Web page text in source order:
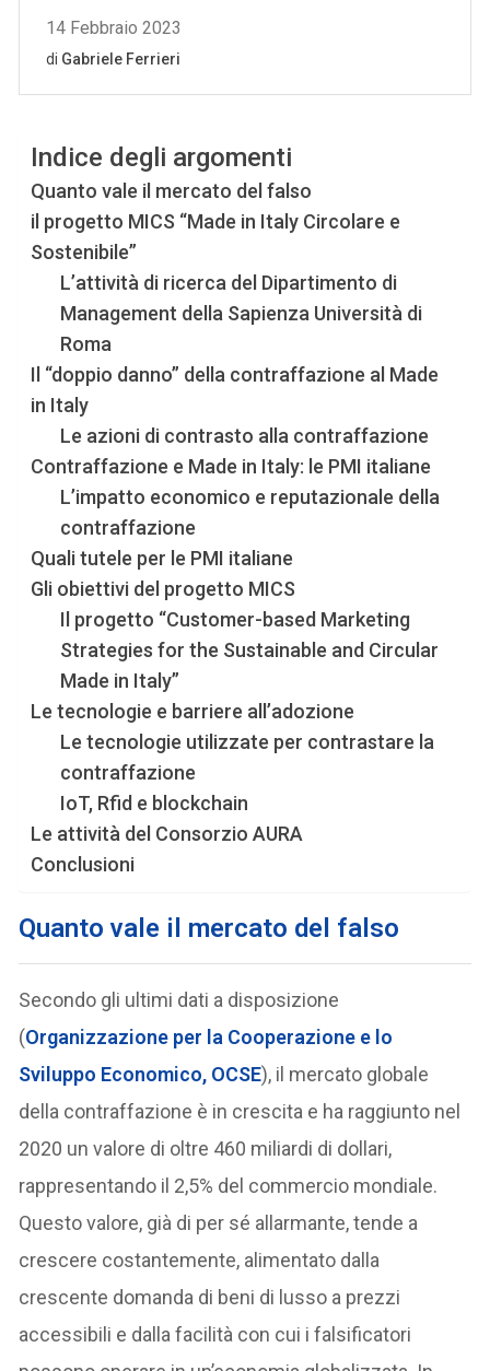
Indice degli argomenti
Quanto vale il mercato del falso
il progetto MICS “Made in Italy Circolare e
Sostenibile”
L’attività di ricerca del Dipartimento di
Management della Sapienza Università di
Roma
Il “doppio danno” della contraffazione al Made
in Italy
Le azioni di contrasto alla contraffazione
Contraffazione e Made in Italy: le PMI italiane
L’impatto economico e reputazionale della
contraffazione
Quali tutele per le PMI italiane
Gli obiettivi del progetto MICS
Il progetto “Customer-based Marketing
Strategies for the Sustainable and Circular
Made in Italy”
Le tecnologie e barriere all’adozione
Le tecnologie utilizzate per contrastare la
contraffazione
IoT, Rfid e blockchain
Le attività del Consorzio AURA
Conclusioni
Quanto vale il mercato del falso
Secondo gli ultimi dati a disposizione
(Organizzazione per la Cooperazione e lo
Sviluppo Economico, OCSE), il mercato globale
della contraffazione è in crescita e ha raggiunto nel
2020 un valore di oltre 460 miliardi di dollari,
rappresentando il 2,5% del commercio mondiale.
Questo valore, già di per sé allarmante, tende a
crescere costantemente, alimentato dalla
crescente domanda di beni di lusso a prezzi
accessibili e dalla facilità con cui i falsificatori